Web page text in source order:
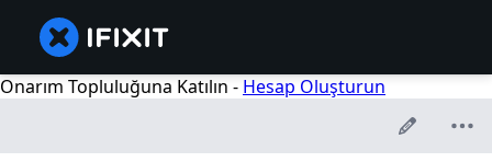
Onarım Topluluğuna Katılın - Hesap Oluşturun